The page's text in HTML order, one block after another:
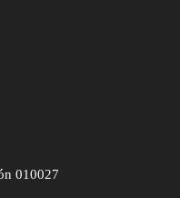
010027